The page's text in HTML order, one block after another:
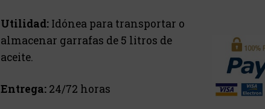
Utilidad:Idónea para transportar o
almacenar garrafas de 5 litros de
aceite.
Entrega:24/72 horas